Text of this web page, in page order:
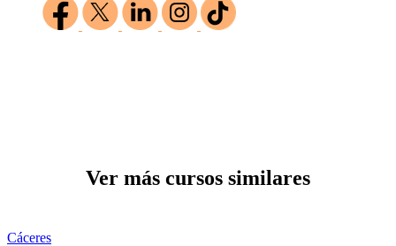
Ver más cursos similares
Cáceres